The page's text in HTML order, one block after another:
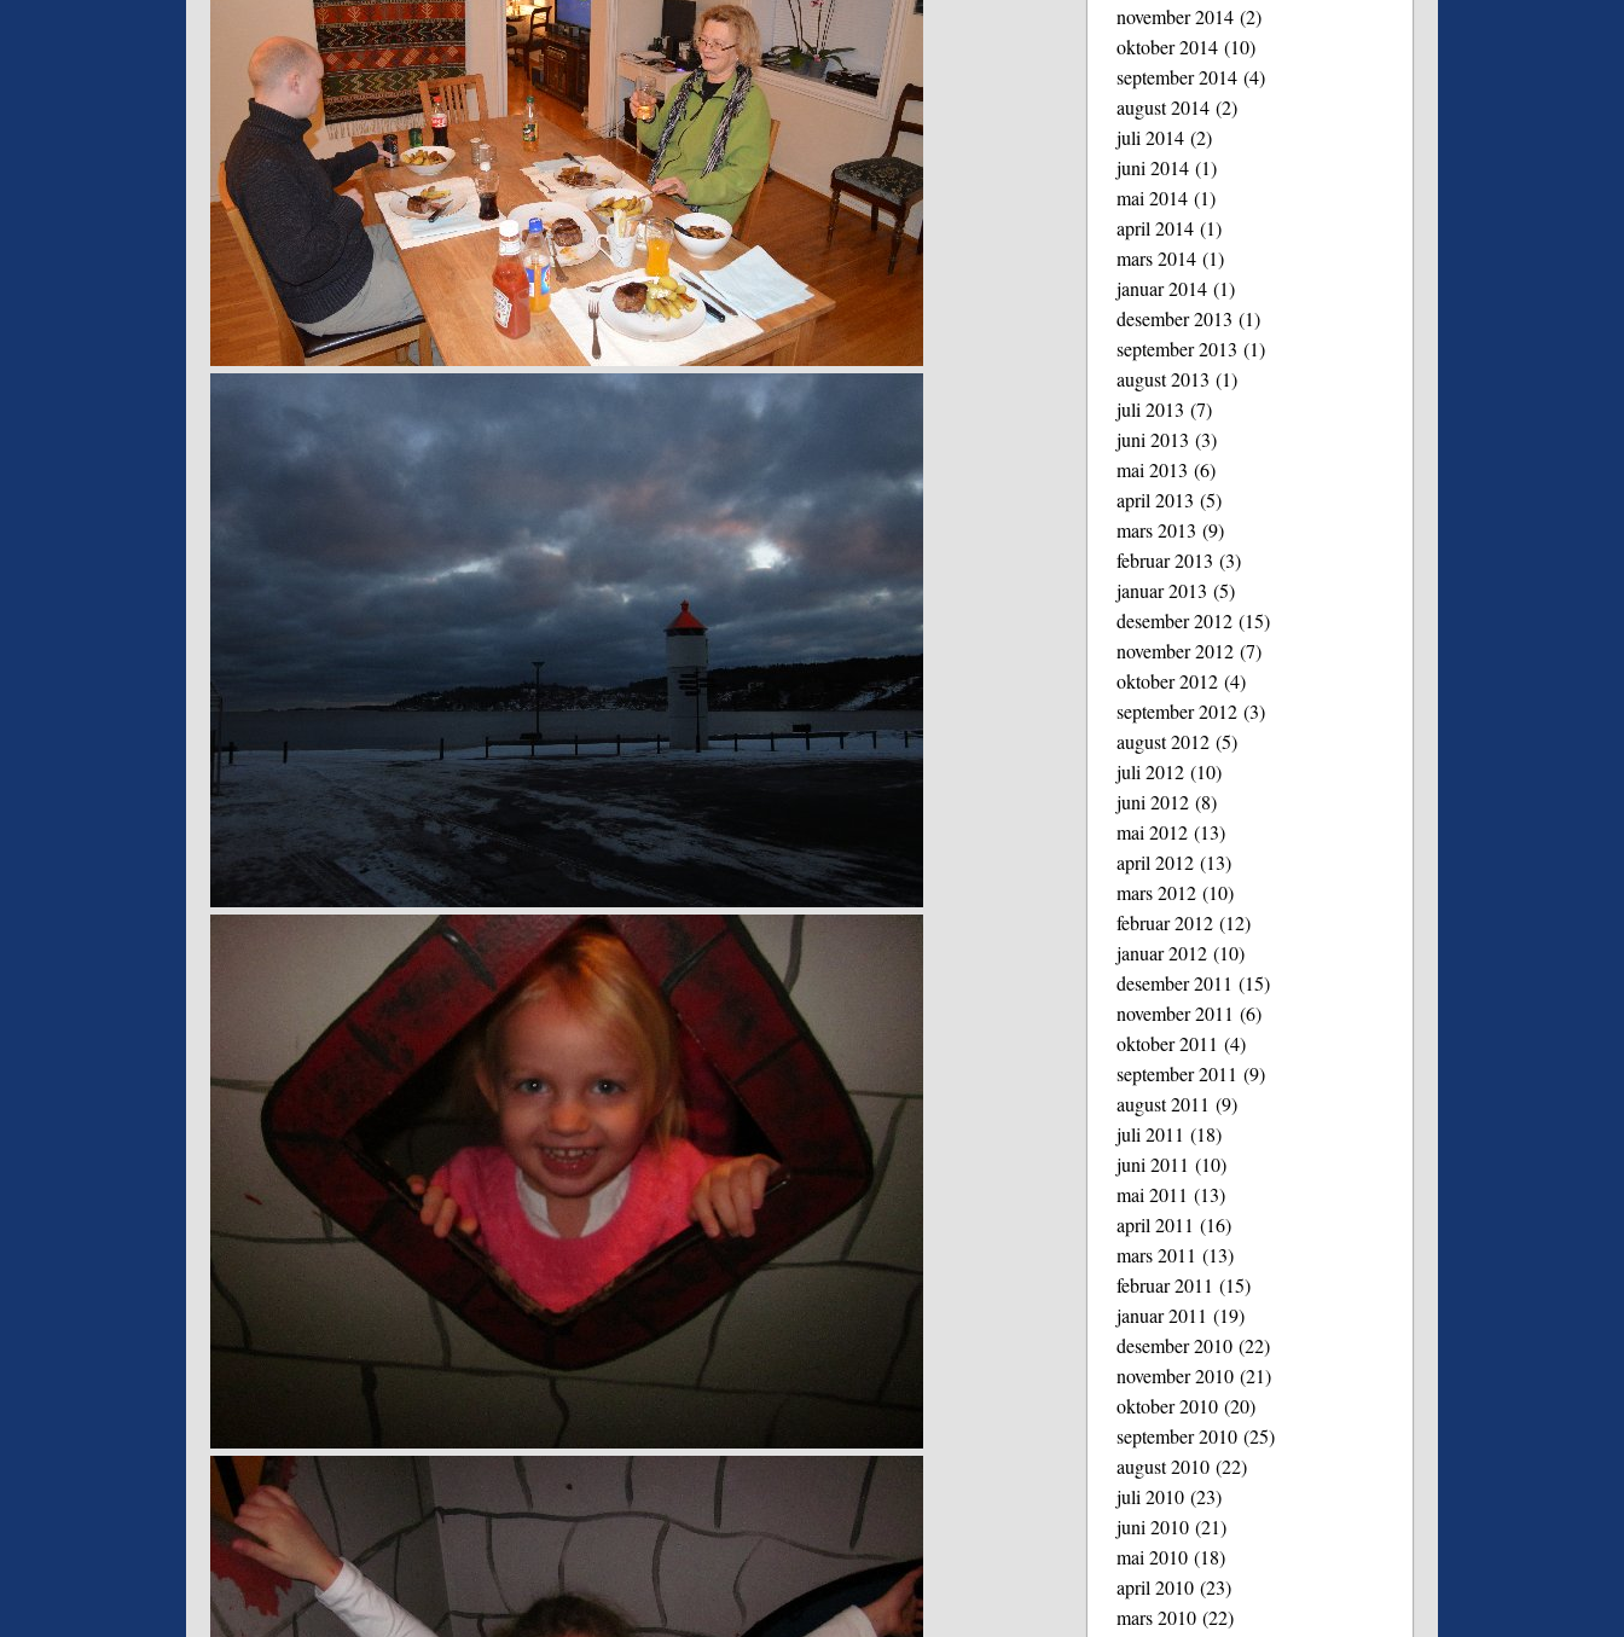
november 2014 (2)
oktober 2014 (10)
september 2014 (4)
august 2014 (2)
juli 2014 (2)
juni 2014 (1)
mai 2014 (1)
april 2014 (1)
mars 2014 (1)
januar 2014 (1)
desember 2013 (1)
september 2013 (1)
august 2013 (1)
juli 2013 (7)
juni 2013 (3)
mai 2013 (6)
april 2013 (5)
mars 2013 (9)
februar 2013 (3)
januar 2013 (5)
desember 2012 (15)
november 2012 (7)
oktober 2012 (4)
september 2012 (3)
august 2012 (5)
juli 2012 (10)
juni 2012 (8)
mai 2012 (13)
april 2012 (13)
mars 2012 (10)
februar 2012 (12)
januar 2012 (10)
desember 2011 (15)
november 2011 (6)
oktober 2011 (4)
september 2011 (9)
august 2011 (9)
juli 2011 (18)
juni 2011 (10)
mai 2011 (13)
april 2011 (16)
mars 2011 (13)
februar 2011 (15)
januar 2011 (19)
desember 2010 (22)
november 2010 (21)
oktober 2010 (20)
september 2010 (25)
august 2010 (22)
juli 2010 (23)
juni 2010 (21)
mai 2010 (18)
april 2010 (23)
mars 2010 (22)